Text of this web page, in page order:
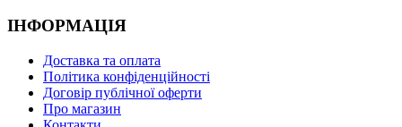
ІНФОРМАЦІЯ
Доставка та оплата
Політика конфіденційності
Договір публічної оферти
Про магазин